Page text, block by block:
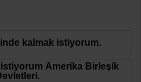
kalmak istiyorum.
Amerika Birleşik